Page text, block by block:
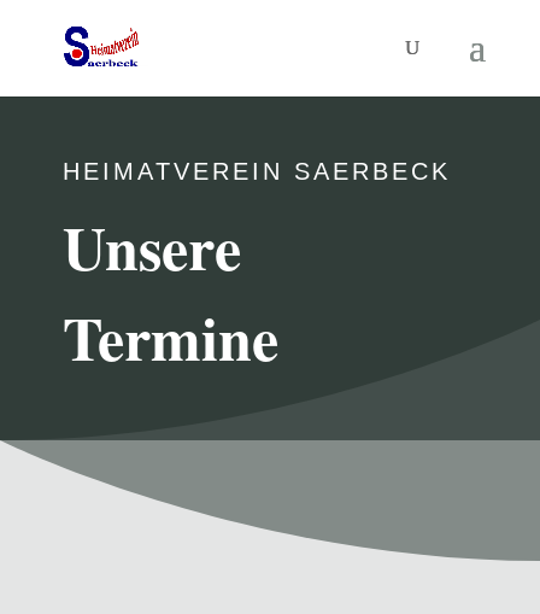
HEIMATVEREIN SAERBECK
Unsere
Termine